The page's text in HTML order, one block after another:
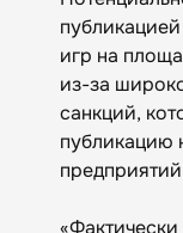
игр на
из-за
санкций,
публикацию